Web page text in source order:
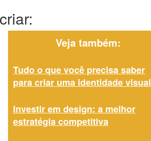
Veja também:
Tudo o que você precisa saber
para criar uma identidade visual
Investir em design: a melhor
estratégia competitiva